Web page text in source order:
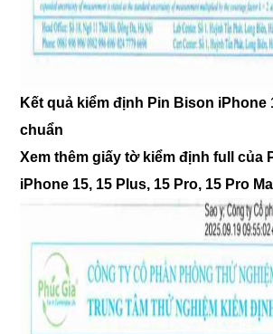
Kết quả kiểm định Pin Bison iPhone
chuẩn
Xem thêm giấy tờ kiểm định full của
iPhone 15, 15 Plus, 15 Pro, 15 Pro